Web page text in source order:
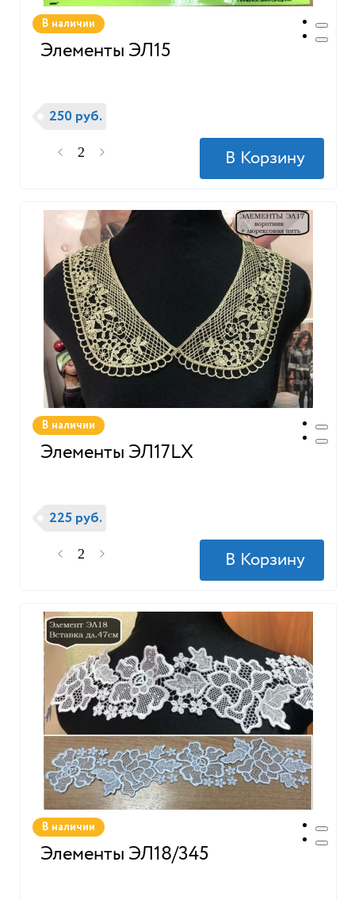
В наличии
Элементы ЭЛ15
250 руб.
В наличии
Элементы ЭЛ17LX
225 руб.
В наличии
Элементы ЭЛ18/345